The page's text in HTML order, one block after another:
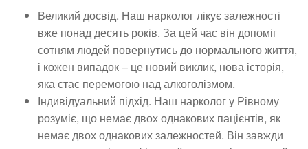
Великий досвід. Наш нарколог лікує залежності
вже понад десять років. За цей час він допоміг
сотням людей повернутись до нормального життя,
і кожен випадок – це новий виклик, нова історія,
яка стає перемогою над алкоголізмом.
Індивідуальний підхід. Наш нарколог у Рівному
розуміє, що немає двох однакових пацієнтів, як
немає двох однакових залежностей. Він завжди